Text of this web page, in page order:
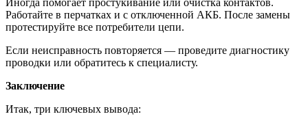
Работайте в перчатках и с отключенной АКБ. После замены
протестируйте все потребители цепи.
Если неисправность повторяется — проведите диагностику
проводки или обратитесь к специалисту.
Заключение
Итак, три ключевых вывода: